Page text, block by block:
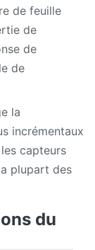
de feuille
de
de
de
la
incrémentaux
capteurs
plupart des
du